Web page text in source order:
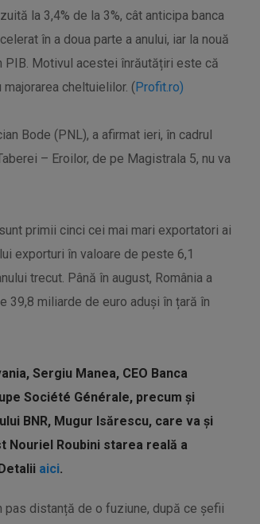
la 3,4% de la 3%, cât anticipa banca
în a doua parte a anului, iar la nouă
PIB. Motivul acestei înrăutățiri este că
cheltuielilor. (Profit.ro)
Bode (PNL), a afirmat ieri, în cadrul
– Eroilor, de pe Magistrala 5, nu va
primii cinci cei mai mari exportatori ai
exporturi în valoare de peste 6,1
trecut. Până în august, România a
39,8 miliarde de euro aduși în țară în
Sergiu Manea, CEO Banca
Société Générale, precum și
BNR, Mugur Isărescu, care va și
Nouriel Roubini starea reală a
aici.
pas distanță de o fuziune, după ce șefii